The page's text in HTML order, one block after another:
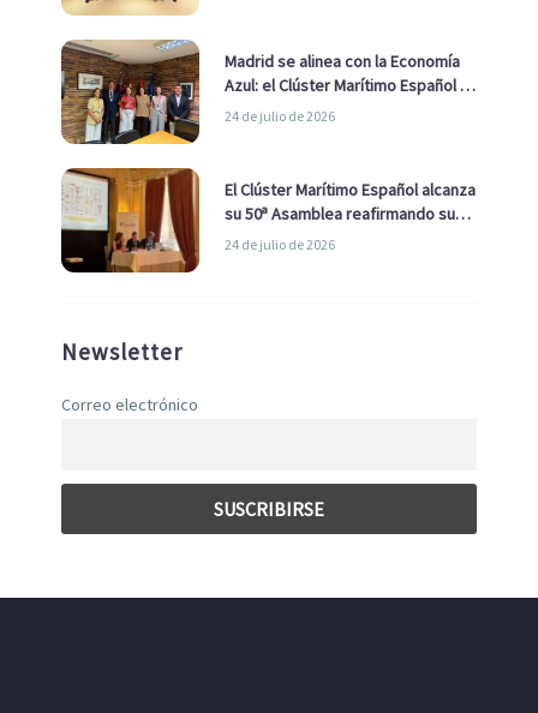
Madrid se alinea con la Economía
Azul: el Clúster Marítimo Español y
la Real Liga Naval avanzan alianzas
24 de julio de 2026
El Clúster Marítimo Español alcanza
su 50ª Asamblea reafirmando su
liderazgo en la Economía Azul
24 de julio de 2026
Newsletter
Correo electrónico